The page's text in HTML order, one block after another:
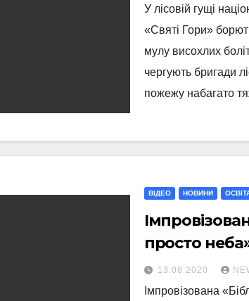
У лісовій гущі
«Святі Гори»
мулу висохлих
чергують бригади
пожежу набагато
ВІДЕО НОВИНИ
просто
одному зі
13.08.2020
Імпровізована